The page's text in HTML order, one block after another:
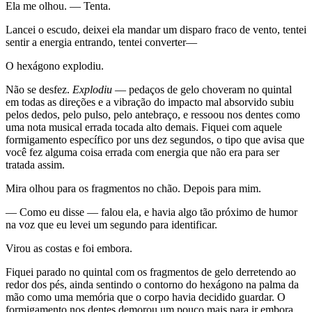
Ela me olhou. — Tenta.
Lancei o escudo, deixei ela mandar um disparo fraco de vento, tentei
sentir a energia entrando, tentei converter—
O hexágono explodiu.
Não se desfez. Explodiu — pedaços de gelo choveram no quintal
em todas as direções e a vibração do impacto mal absorvido subiu
pelos dedos, pelo pulso, pelo antebraço, e ressoou nos dentes como
uma nota musical errada tocada alto demais. Fiquei com aquele
formigamento específico por uns dez segundos, o tipo que avisa que
você fez alguma coisa errada com energia que não era para ser
tratada assim.
Mira olhou para os fragmentos no chão. Depois para mim.
— Como eu disse — falou ela, e havia algo tão próximo de humor
na voz que eu levei um segundo para identificar.
Virou as costas e foi embora.
Fiquei parado no quintal com os fragmentos de gelo derretendo ao
redor dos pés, ainda sentindo o contorno do hexágono na palma da
mão como uma memória que o corpo havia decidido guardar. O
formigamento nos dentes demorou um pouco mais para ir embora.